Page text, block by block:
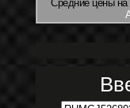
Средние цены на